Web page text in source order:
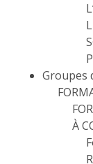
Groupes
À